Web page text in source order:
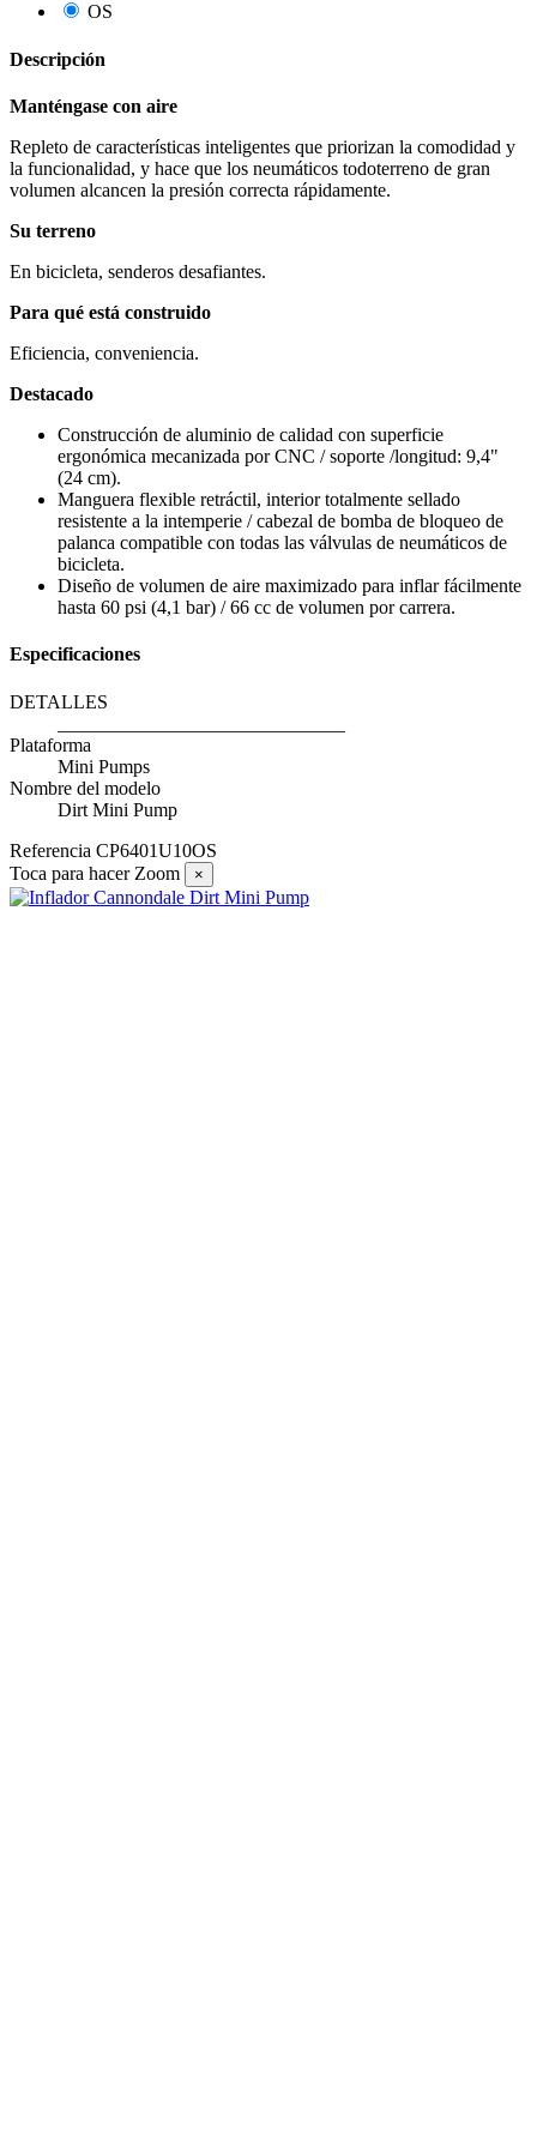
OS
Descripción
Manténgase con aire
Repleto de características inteligentes que priorizan la comodidad y
la funcionalidad, y hace que los neumáticos todoterreno de gran
volumen alcancen la presión correcta rápidamente.
Su terreno
En bicicleta, senderos desafiantes.
Para qué está construido
Eficiencia, conveniencia.
Destacado
Construcción de aluminio de calidad con superficie
ergonómica mecanizada por CNC / soporte /longitud: 9,4"
(24 cm).
Manguera flexible retráctil, interior totalmente sellado
resistente a la intemperie / cabezal de bomba de bloqueo de
palanca compatible con todas las válvulas de neumáticos de
bicicleta.
Diseño de volumen de aire maximizado para inflar fácilmente
hasta 60 psi (4,1 bar) / 66 cc de volumen por carrera.
Especificaciones
DETALLES
Plataforma
Mini Pumps
Nombre del modelo
Dirt Mini Pump
Referencia CP6401U10OS
Toca para hacer Zoom
×